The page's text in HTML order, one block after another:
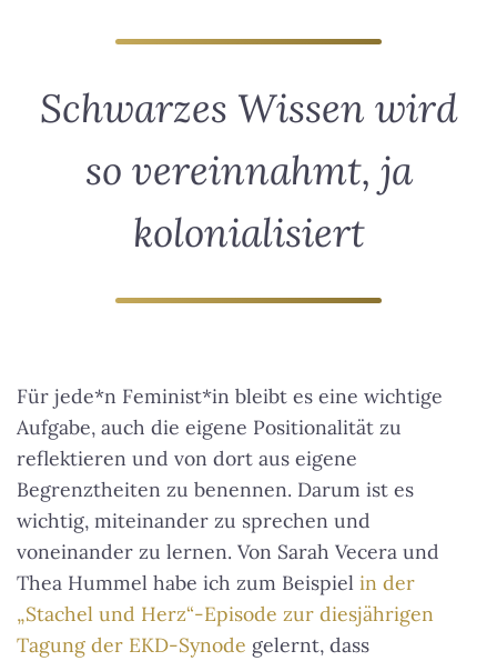
Schwarzes Wissen wird
so vereinnahmt, ja
kolonialisiert
Für jede*n Feminist*in bleibt es eine wichtige
Aufgabe, auch die eigene Positionalität zu
reflektieren und von dort aus eigene
Begrenztheiten zu benennen. Darum ist es
wichtig, miteinander zu sprechen und
voneinander zu lernen. Von Sarah Vecera und
Thea Hummel habe ich zum Beispiel in der
„Stachel und Herz“-Episode zur diesjährigen
Tagung der EKD-Synode gelernt, dass